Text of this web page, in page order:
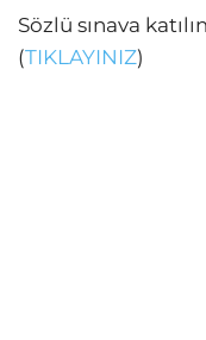
Sözlü sınava
(TIKLAYINIZ)